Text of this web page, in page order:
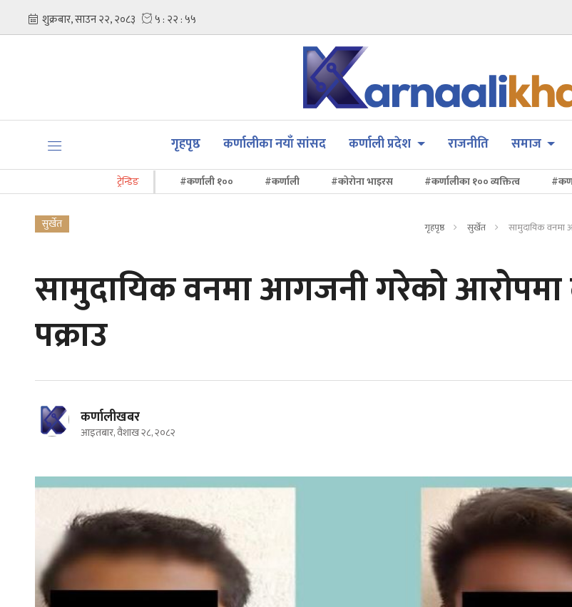
गृहपृष्ठ कर्णालीका नयाँ सांसद कर्णाली प्रदेश राजनीति समाज
ट्रेन्डिङ #कर्णाली १०० #कर्णाली #कोरोना भाइरस #कर्णालीका १०० व्यक्तित्व
सुर्खेत गृहपृष्ठ सुर्खेत सामुदायिक वनमा
सामुदायिक वनमा आगजनी गरेको
पक्राउ
कर्णालीखबर
आइतबार, वैशाख २८, २०८२